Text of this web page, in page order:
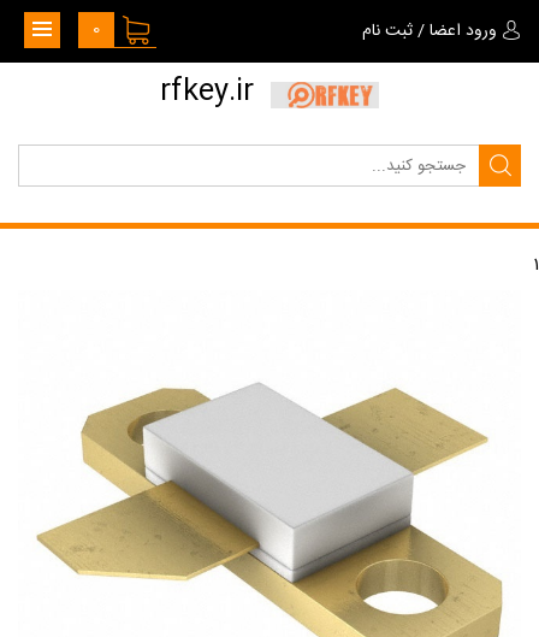
ورود اعضا/ثبت نام 0
rfkey.ir
1